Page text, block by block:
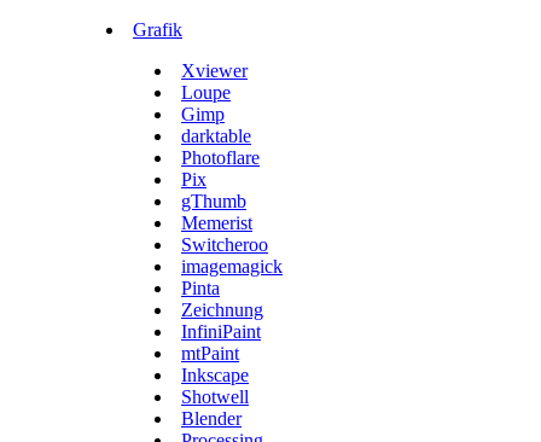
Grafik
Xviewer
Loupe
Gimp
darktable
Photoflare
Pix
gThumb
Memerist
Switcheroo
imagemagick
Pinta
Zeichnung
InfiniPaint
mtPaint
Inkscape
Shotwell
Blender